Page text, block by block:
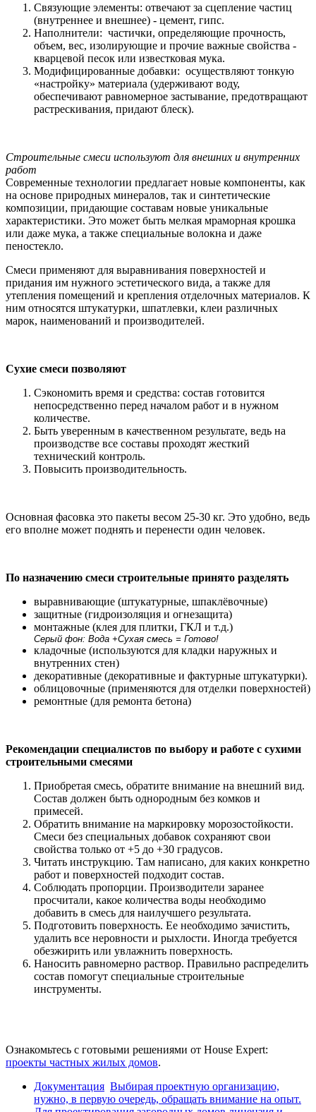
Связующие элементы: отвечают за сцепление частиц
(внутреннее и внешнее) - цемент, гипс.
Наполнители: частички, определяющие прочность,
объем, вес, изолирующие и прочие важные свойства -
кварцевой песок или известковая мука.
Модифицированные добавки: осуществляют тонкую
«настройку» материала (удерживают воду,
обеспечивают равномерное застывание, предотвращают
растрескивания, придают блеск).
Строительные смеси используют для внешних и внутренних
работ
Современные технологии предлагает новые компоненты, как
на основе природных минералов, так и синтетические
композиции, придающие составам новые уникальные
характеристики. Это может быть мелкая мраморная крошка
или даже мука, а также специальные волокна и даже
пеностекло.
Смеси применяют для выравнивания поверхностей и
придания им нужного эстетического вида, а также для
утепления помещений и крепления отделочных материалов. К
ним относятся штукатурки, шпатлевки, клеи различных
марок, наименований и производителей.
Сухие смеси позволяют
Сэкономить время и средства: состав готовится
непосредственно перед началом работ и в нужном
количестве.
Быть уверенным в качественном результате, ведь на
производстве все составы проходят жесткий
технический контроль.
Повысить производительность.
Основная фасовка это пакеты весом 25-30 кг. Это удобно, ведь
его вполне может поднять и перенести один человек.
По назначению смеси строительные принято разделять
выравнивающие (штукатурные, шпаклёвочные)
защитные (гидроизоляция и огнезащита)
монтажные (клея для плитки, ГКЛ и т.д.)
Серый фон: Вода +Сухая смесь = Готово!
кладочные (используются для кладки наружных и
внутренних стен)
декоративные (декоративные и фактурные штукатурки).
облицовочные (применяются для отделки поверхностей)
ремонтные (для ремонта бетона)
Рекомендации специалистов по выбору и работе с сухими
строительными смесями
Приобретая смесь, обратите внимание на внешний вид.
Состав должен быть однородным без комков и
примесей.
Обратить внимание на маркировку морозостойкости.
Смеси без специальных добавок сохраняют свои
свойства только от +5 до +30 градусов.
Читать инструкцию. Там написано, для каких конкретно
работ и поверхностей подходит состав.
Соблюдать пропорции. Производители заранее
просчитали, какое количества воды необходимо
добавить в смесь для наилучшего результата.
Подготовить поверхность. Ее необходимо зачистить,
удалить все неровности и рыхлости. Иногда требуется
обезжирить или увлажнить поверхность.
Наносить равномерно раствор. Правильно распределить
состав помогут специальные строительные
инструменты.
Ознакомьтесь с готовыми решениями от House Expert:
проекты частных жилых домов.
Документация Выбирая проектную организацию,
нужно, в первую очередь, обращать внимание на опыт.